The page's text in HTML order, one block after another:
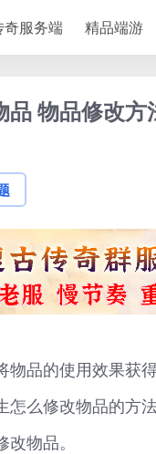
奇服务端 精品端游
物品修改方
物品的使用效果获
怎么修改物品的方
物品。